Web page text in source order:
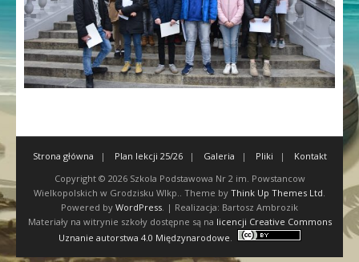
Strona główna Plan lekcji 25/26 Galeria Pliki
Kontakt
Copyright © 2026 Szkola Podstawowa Nr 2 im. Powstancow
Wielkopolskich w Grodzisku Wlkp.. Theme by Think Up Themes Ltd.
Powered by WordPress. | Realizacja: Bartosz Ambrozik
Materiały na witrynie szkoły dostępne są na licencji Creative Commons
Uznanie autorstwa 4.0 Międzynarodowe.